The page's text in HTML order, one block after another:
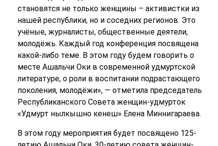
становятся не только женщины – активистки из
нашей республики, но и соседних регионов. Это
учёные, журналисты, общественные деятели,
молодёжь. Каждый год конференция посвящена
какой-либо теме. В этом году будем говорить о
месте Ашальчи Оки в современной удмуртской
литературе, о роли в воспитании подрастающего
поколения, молодёжи», — отметила председатель
Республиканского Совета женщин-удмурток
«Удмурт нылкышно кенеш» Елена Миннигараева.
В этом году мероприятия будет посвящено 125-